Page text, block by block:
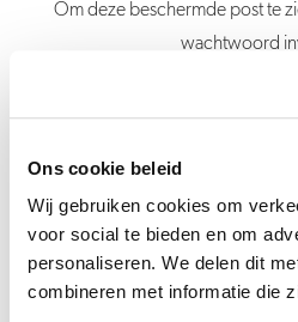
Ons cookie beleid
Wij gebruiken cookies om
voor social te bieden en om
personaliseren. We delen dit
combineren met informatie die
Om deze beschermde post te
wachtwoord
Verstuur